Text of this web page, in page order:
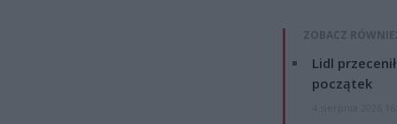
ZOBACZ
Lidl
początek